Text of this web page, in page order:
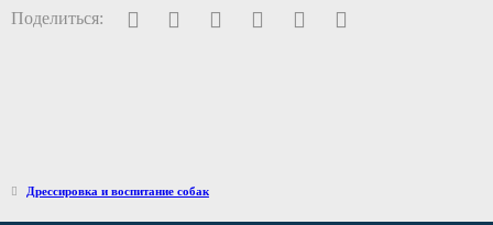
Поделиться:
FacebookTwitter PinterestWhatsAppЭлектронная почта
Дрессировка и воспитание собак